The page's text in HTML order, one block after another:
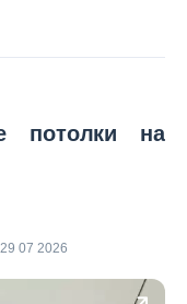
потолки на
07 2026